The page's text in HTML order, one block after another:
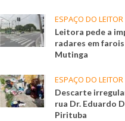
ESPAÇO DO LEITOR
Leitora pede a
radares em farois
Mutinga
ESPAÇO DO LEITOR
Descarte
rua Dr. Eduardo
Pirituba